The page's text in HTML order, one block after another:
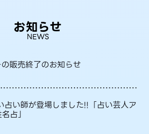
お知らせ
NEWS
販売終了のお知らせ
占い師が登場しました!!「占い芸人ア
占」